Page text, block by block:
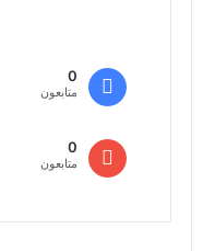
0
متابعون
0
متابعون